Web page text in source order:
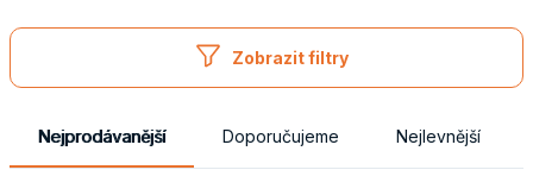
biologickým vlivům.
Nádoby nabízíme v šesti barvách: černá,
zelená, žlutá, modrá, hnědá či červená.
opatřit vhozem ve víku pro separaci odpadu (plasty, sklo,
Obaly
Zobrazit filtry
Nejprodávanější Doporučujeme Nejlevnější